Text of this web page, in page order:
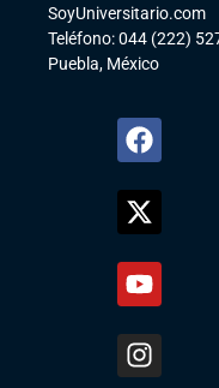
SoyUniversitario.com
Teléfono: 044 (222)
Puebla, México